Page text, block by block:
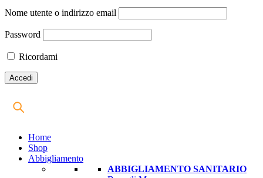
Nome utente o indirizzo email
Password
Ricordami
Home
Shop
Abbigliamento
ABBIGLIAMENTO SANITARIO